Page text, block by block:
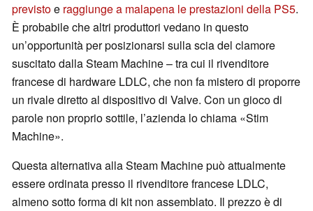
previstoe raggiunge a malapena le prestazioni della PS5.
È probabile che altri produttori vedano in questo
un’opportunità per posizionarsi sulla scia del clamore
suscitato dalla Steam Machine – tra cui il rivenditore
francese di hardware LDLC, che non fa mistero di proporre
un rivale diretto al dispositivo di Valve. Con un gioco di
parole non proprio sottile, l’azienda lo chiama «Stim
Machine».
Questa alternativa alla Steam Machine può attualmente
essere ordinata presso il rivenditore francese LDLC,
almeno sotto forma di kit non assemblato. Il prezzo è di